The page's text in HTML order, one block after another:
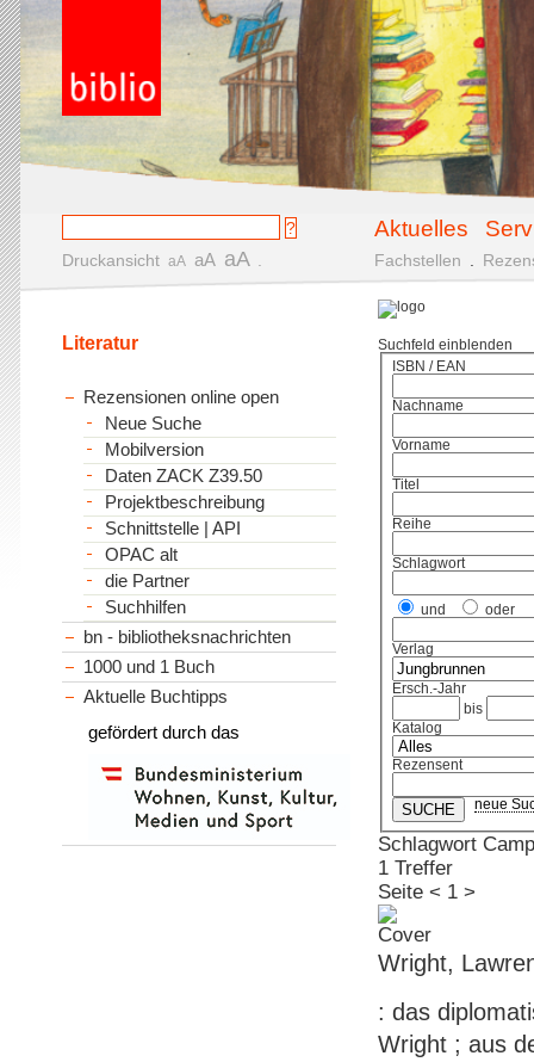
Aktuelles
Druckansicht aA aA aA Fachstellen
Suchfeld einblenden
ISBN / EAN
Nachname
Vorname
Titel
Reihe
Schlagwort
und oder
Verlag
Ersch.-Jahr
bis
Katalog
Rezensent
neue
Schlagwort
1 Treffer
Seite < 1 >
Wright,
: das
Wright ; aus
Literatur
Rezensionen online open
Neue Suche
Mobilversion
Daten ZACK Z39.50
Projektbeschreibung
Schnittstelle | API
OPAC alt
die Partner
Suchhilfen
bn - bibliotheksnachrichten
1000 und 1 Buch
Aktuelle Buchtipps
gefördert durch das